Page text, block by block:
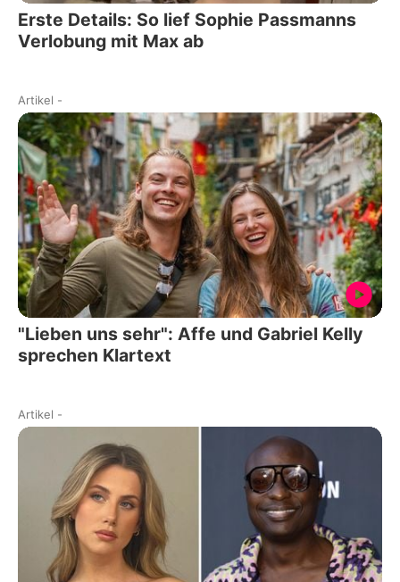
Erste Details: So lief Sophie Passmanns
Verlobung mit Max ab
Artikel -
"Lieben uns sehr": Affe und Gabriel Kelly
sprechen Klartext
Artikel -